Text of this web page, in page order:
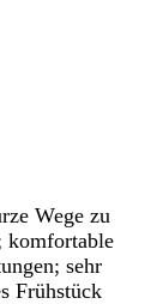
Wege zu
komfortable
sehr
Frühstück